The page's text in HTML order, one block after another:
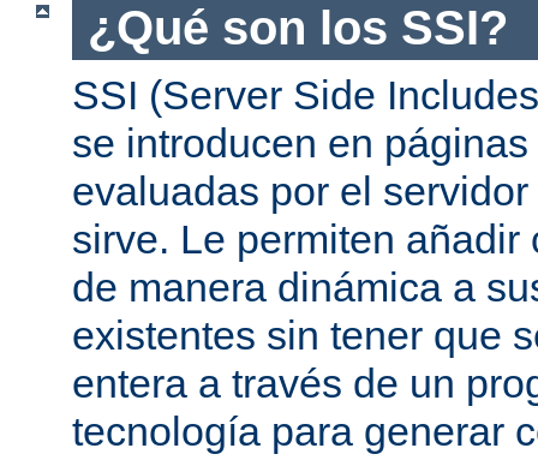
¿Qué son los SSI?
SSI (Server Side
se introducen en
evaluadas por el
sirve. Le permiten
de manera dinámica a
existentes sin tener que
entera a través de un
tecnología para generar